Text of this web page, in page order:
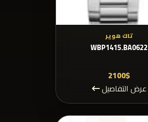
تاك هوير
WBP1415.BA0622
2100$
عرض التفاصيل